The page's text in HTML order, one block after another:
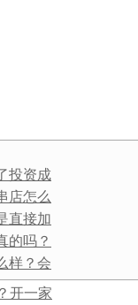
投资成
店怎么
？
直接加
我这种
的吗？
样？会
开一家